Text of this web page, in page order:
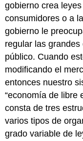
gobierno crea
consumidores o a
gobierno le
regular las
público. Cuando
modificando el
entonces nuestro
“economía de libre
consta de tres
varios tipos de
grado variable de